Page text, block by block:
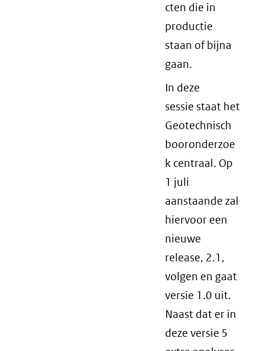
cten die in
productie
staan of bijna
gaan.
In deze
sessie staat het
Geotechnisch
booronderzoe
k centraal. Op
1 juli
aanstaande zal
hiervoor een
nieuwe
release, 2.1,
volgen en gaat
versie 1.0 uit.
Naast dat er in
deze versie 5